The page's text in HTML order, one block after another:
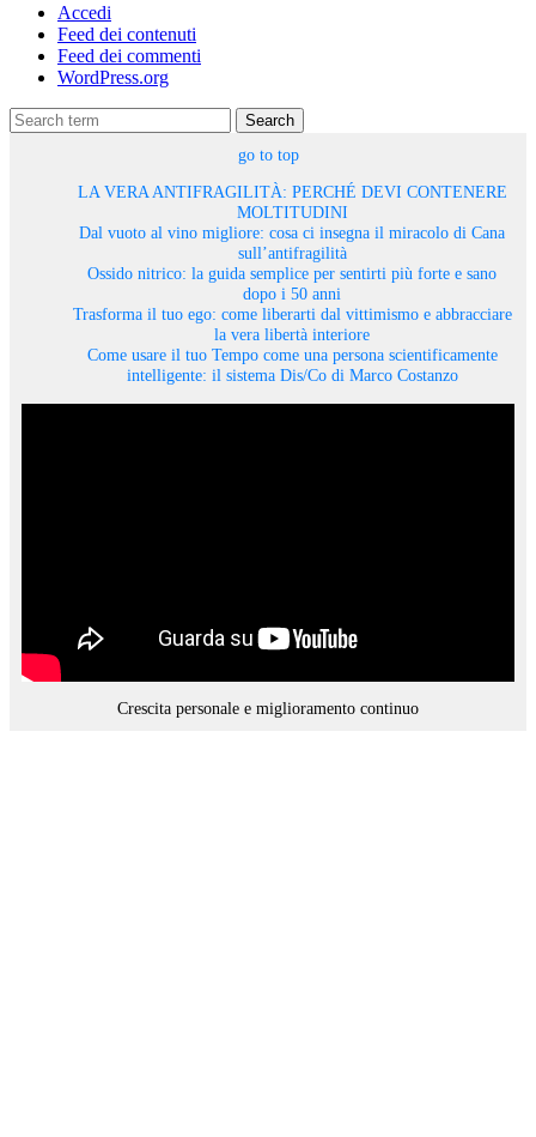
Accedi
Feed dei contenuti
Feed dei commenti
WordPress.org
Search
go to top
LA VERA ANTIFRAGILITÀ: PERCHÉ DEVI CONTENERE
MOLTITUDINI
Dal vuoto al vino migliore: cosa ci insegna il miracolo di Cana
sull’antifragilità
Ossido nitrico: la guida semplice per sentirti più forte e sano
dopo i 50 anni
Trasforma il tuo ego: come liberarti dal vittimismo e abbracciare
la vera libertà interiore
Come usare il tuo Tempo come una persona scientificamente
intelligente: il sistema Dis/Co di Marco Costanzo
Crescita personale e miglioramento continuo